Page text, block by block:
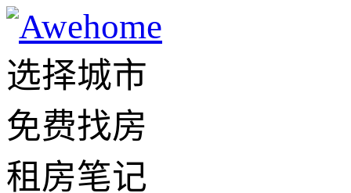
选择城市
免费找房
租房笔记